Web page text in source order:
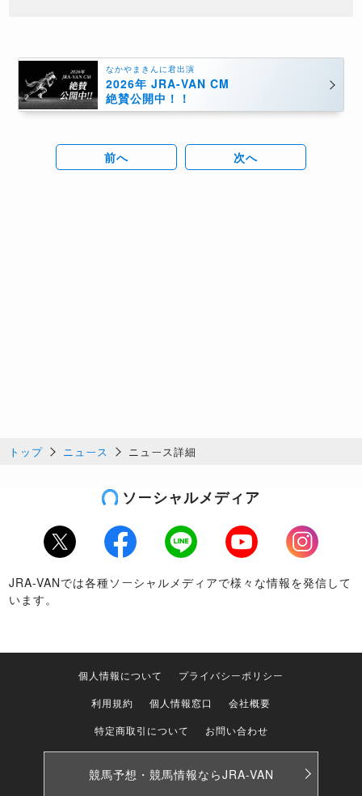
なかやまきんに君出演
2026年 JRA-VAN CM
絶賛公開中！！
前へ 次へ
トップ ニュース ニュース詳細
ソーシャルメディア
Twitter Facebook LINE Youtube
Instagram
JRA-VANでは各種ソーシャルメディアで様々な情報を発信して
います。
個人情報について
プライバシーポリシー
利用規約
個人情報窓口
会社概要
特定商取引について
お問い合わせ
競馬予想・競馬情報ならJRA-VAN